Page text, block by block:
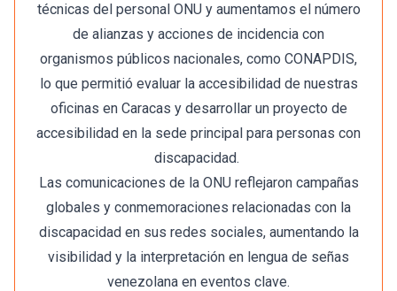
técnicas del personal ONU y aumentamos el número
de alianzas y acciones de incidencia con
organismos públicos nacionales, como CONAPDIS,
lo que permitió evaluar la accesibilidad de nuestras
oficinas en Caracas y desarrollar un proyecto de
accesibilidad en la sede principal para personas con
discapacidad.
Las comunicaciones de la ONU reflejaron campañas
globales y conmemoraciones relacionadas con la
discapacidad en sus redes sociales, aumentando la
visibilidad y la interpretación en lengua de señas
venezolana en eventos clave.